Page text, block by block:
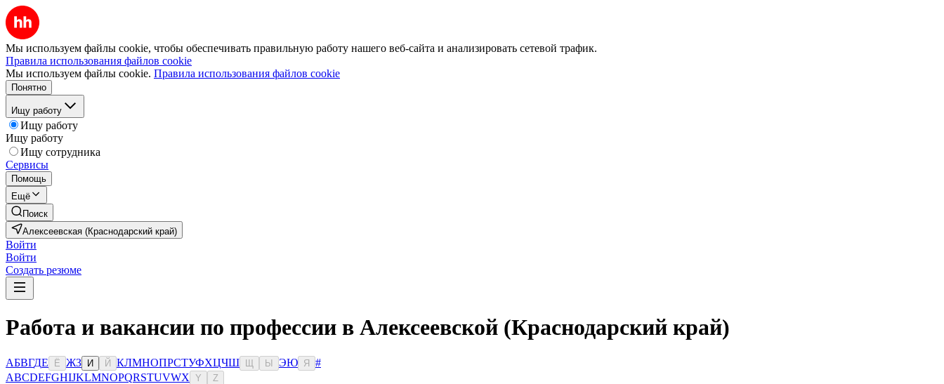
Мы используем файлы cookie, чтобы обеспечивать правильную работу нашего веб-сайта и анализировать сетевой трафик.
Правила использования файлов cookie
Мы используем файлы cookie. Правила использования файлов cookie
Понятно
Ищу работу
Ищу работу
Ищу работу
Ищу сотрудника
Сервисы
Помощь
Ещё
Поиск
Алексеевская (Краснодарский край)
Войти
Войти
Создать резюме
Работа и вакансии по профессии в Алексеевской (Краснодарский край)
АБВГДЕ Ё ЖЗ И Й КЛМНОПРСТУФХЦЧШ Ы ЭЮ Я
#
ABCDEFGHIJKLMNOPQRSTUVWX Y Z